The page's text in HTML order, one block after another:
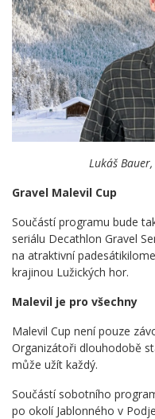
Lukáš
Gravel Malevil Cup
Součástí programu bude
seriálu Decathlon Gravel
na atraktivní
krajinou Lužických hor.
Malevil je pro všechny
Malevil Cup není pouze
Organizátoři dlouhodobě
může užít každý.
Součástí sobotního
po okolí Jablonného v